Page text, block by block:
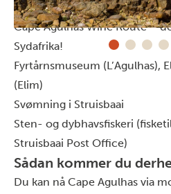
Hvalsafari
Cape Agulhas Wine Route –
Sydafrika!
Fyrtårnsmuseum (L’Agulhas),
(Elim)
Svømning i Struisbaai
Sten- og dybhavsfiskeri
Struisbaai Post Office)
Sådan kommer du
Du kan nå Cape Agulhas via